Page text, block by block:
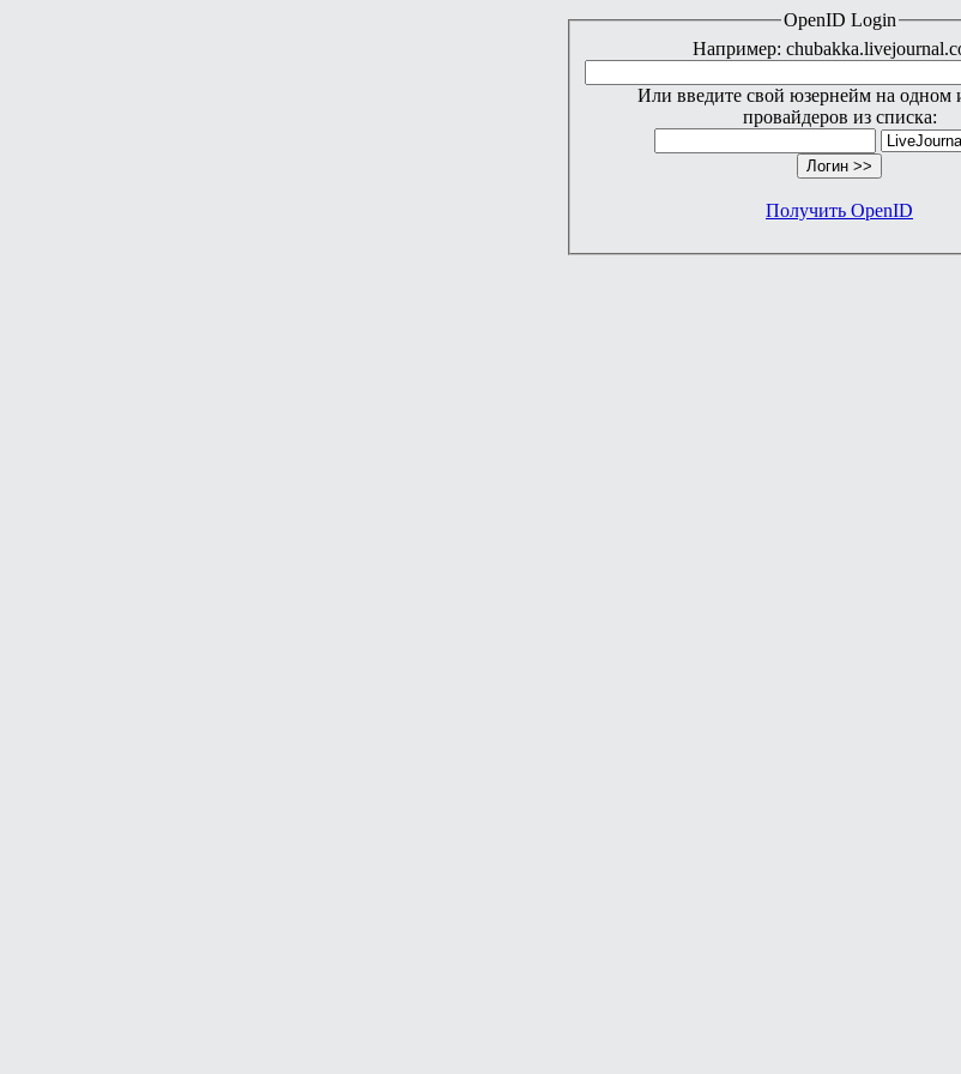
OpenID Login
Например:
Или введите свой юзернейм на одном
провайдеров из списка:
Получить OpenID